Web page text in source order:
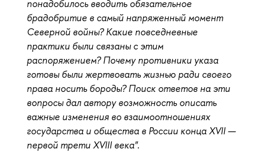
понадобилось вводить обязательное
брадобритие в самый напряженный момент
Северной войны? Какие повседневные
практики были связаны с этим
распоряжением? Почему противники указа
готовы были жертвовать жизнью ради своего
права носить бороды? Поиск ответов на эти
вопросы дал автору возможность описать
важные изменения во взаимоотношениях
государства и общества в России конца XVII —
первой трети XVIII века".